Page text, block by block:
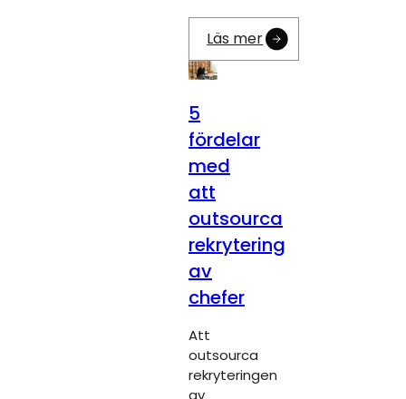
Läs mer
5
fördelar
med
att
outsourca
rekrytering
av
chefer
Att
outsourca
rekryteringen
av